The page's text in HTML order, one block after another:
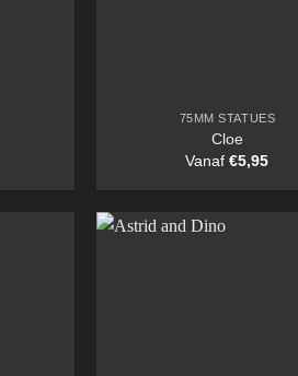
75MM STATUES
Cloe
Vanaf€5,95